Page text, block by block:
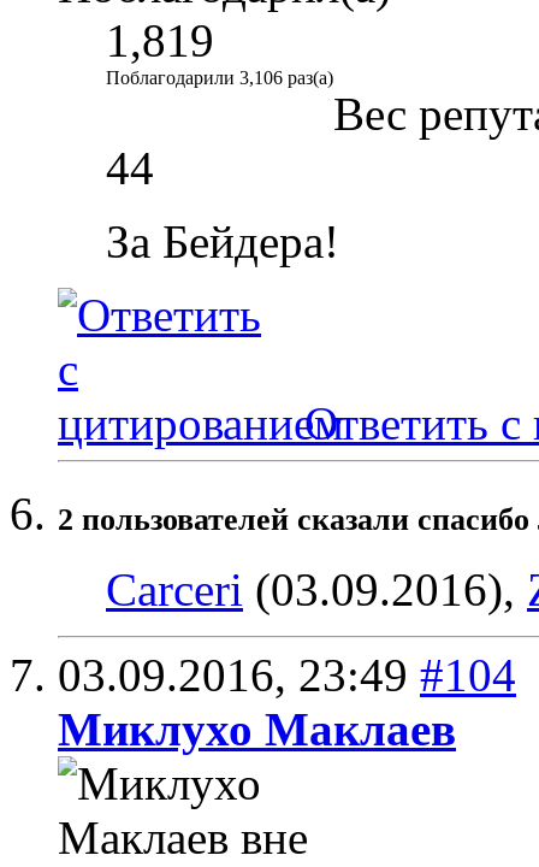
1,819
Поблагодарили 3,106 раз(а)
Вес
44
За Бейдера!
Ответить с
2 пользователей сказали
Carceri (03.09.2016),
03.09.2016, 23:49 #104
Миклухо Маклаев